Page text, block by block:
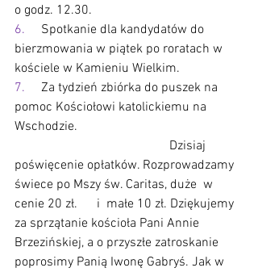
o godz. 12.30.
6. Spotkanie dla kandydatów do
bierzmowania w piątek po roratach w
kościele w Kamieniu Wielkim.
7. Za tydzień zbiórka do puszek na
pomoc Kościołowi katolickiemu na
Wschodzie.
                                                Dzisiaj
poświęcenie opłatków. Rozprowadzamy
świece po Mszy św. Caritas, duże  w
cenie 20 zł.      i  małe 10 zł. Dziękujemy
za sprzątanie kościoła Pani Annie
Brzezińskiej, a o przyszłe zatroskanie
poprosimy Panią Iwonę Gabryś. Jak w